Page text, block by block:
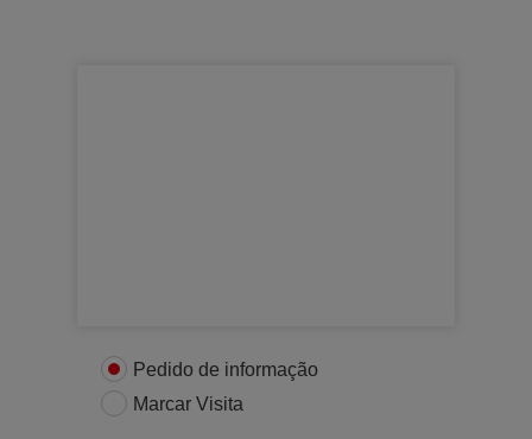
Pedido de informação
Marcar Visita